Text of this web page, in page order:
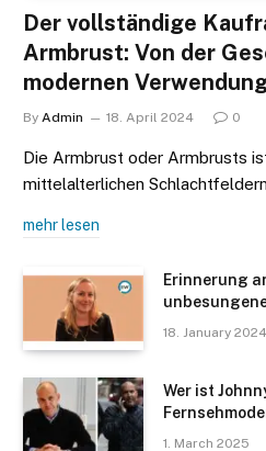
Der vollständige
Armbrust: Von der
modernen
By Admin 18. April 2024 0
Die Armbrust oder Armbrusts
mittelalterlichen
mehr lesen
Erinnerung
18. January 2024
Wer ist
1. March 2025